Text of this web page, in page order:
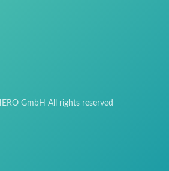
GmbH All rights reserved